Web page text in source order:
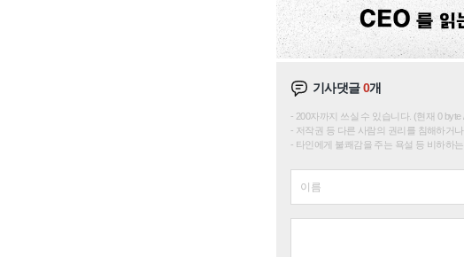
기사댓글0개
200자까지 쓰실 수 있습니다. (현재 0 byte
저작권 등 다른 사람의 권리를 침해하거
타인에게 불쾌감을 주는 욕설 등 비하하